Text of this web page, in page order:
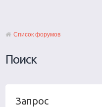
Список форумов
Поиск
Запрос